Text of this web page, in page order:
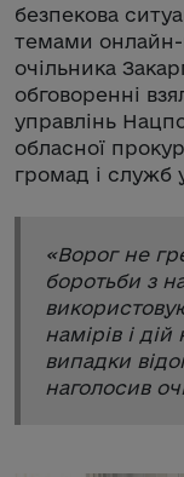
безпекова
темами онлайн-
очільника
обговоренні
управлінь
обласної
громад і служб
«Ворог не
боротьби з
намірів і
випадки
наголосив